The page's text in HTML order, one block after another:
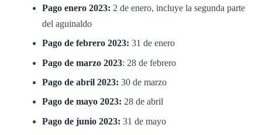
Pago enero 2023: 2 de enero, incluye la segunda parte
del aguinaldo
Pago de febrero 2023: 31 de enero
Pago de marzo 2023: 28 de febrero
Pago de abril 2023: 30 de marzo
Pago de mayo 2023: 28 de abril
Pago de junio 2023: 31 de mayo